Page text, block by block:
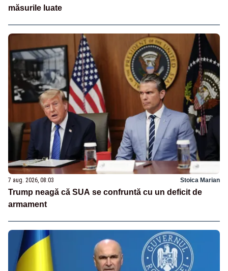
măsurile luate
7 aug. 2026, 08:03 Stoica Marian
Trump neagă că SUA se confruntă cu un deficit de
armament